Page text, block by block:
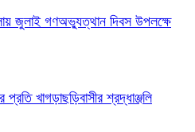
জুলাই গণঅভ্যুত্থান দিবস উপলক্ষে
খাগড়াছড়িবাসীর শ্রদ্ধাঞ্জলি